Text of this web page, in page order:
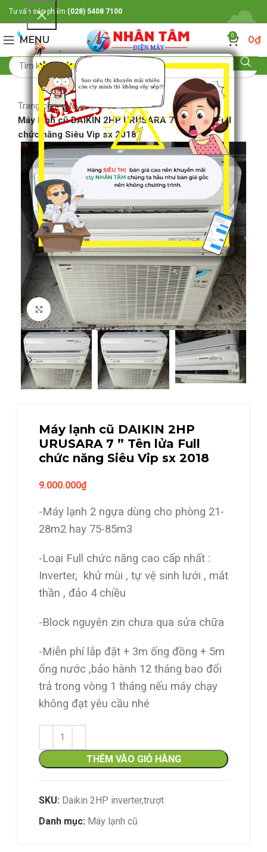
Tư vấn sản phẩm (028) 5408 7100
MENU 0 0₫
Trang chủ
Máy lạnh cũ
Máy lạnh cũ DAIKIN 2HP URUSARA 7 ” Tên lửa Full
chức năng Siêu Vip sx 2018
Click to enlarge
Máy lạnh cũ DAIKIN 2HP
URUSARA 7 ” Tên lửa Full
chức năng Siêu Vip sx 2018
9.000.000₫
-Máy lạnh 2 ngựa dùng cho phòng 21-
28m2 hay 75-85m3
-Loại Full chức năng cao cấp nhất :
Inverter, khử mùi , tự vệ sinh lưới , mắt
thần , đảo 4 chiều
-Block nguyên zin chưa qua sửa chữa
-Miễn phí lắp đặt + 3m ống đồng + 5m
ống nước ,bảo hành 12 tháng bao đổi
trả trong vòng 1 tháng nếu máy chạy
không đạt yêu cầu nhé
THÊM VÀO GIỎ HÀNG
SKU: Daikin 2HP inverter,trượt
Danh mục: Máy lạnh cũ